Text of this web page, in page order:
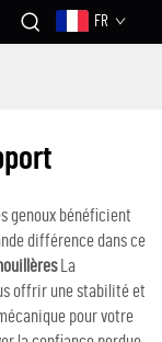
FR
genoux bénéficient
différence dans ce
La
offrir une stabilité et
pour votre